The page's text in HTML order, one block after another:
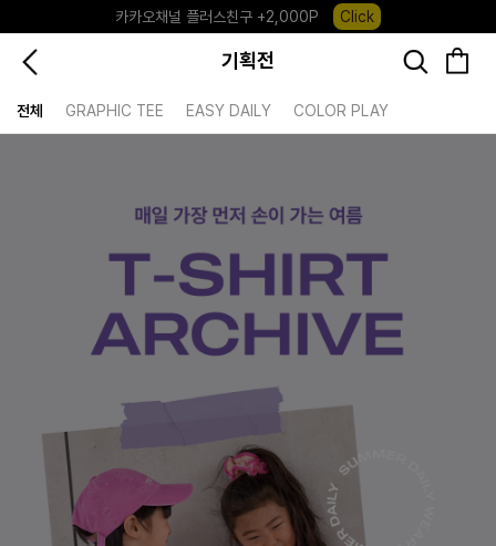
포레포레 앱 다운로드 +3,000P
Down
하우스오브캐러셀, 국내단독 프리오더(~8/10)
Click
기획전
전체 GRAPHIC TEE EASY DAILY COLOR PLAY